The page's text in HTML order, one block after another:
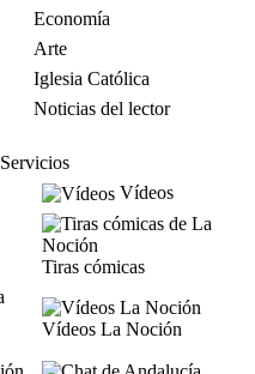
Economía
Arte
Iglesia Católica
Noticias del lector
Servicios
Vídeos
Tiras cómicas
Vídeos La Noción